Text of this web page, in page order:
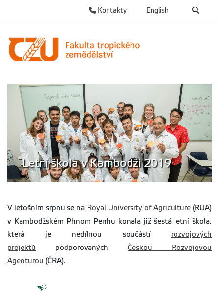
English
Kontakty
Letní škola v Kambodži 2019
V letošním srpnu se na Royal University of Agriculture(RUA)
v Kambodžském Phnom Penhu konala již šestá letní škola,
která je nedílnou součástí rozvojových
projektů podporovaných Českou Rozvojovou
Agenturou (ČRA).